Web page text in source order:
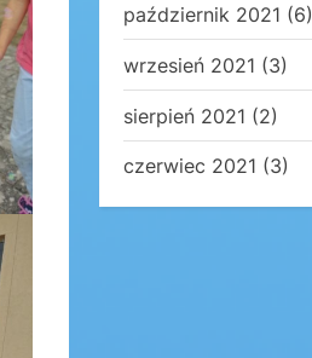
październik 2021 (6)
wrzesień 2021 (3)
sierpień 2021 (2)
czerwiec 2021 (3)